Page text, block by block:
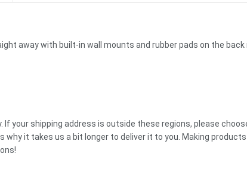
away with built-in wall mounts and rubber pads on the
If your shipping address is outside these regions, please
it takes us a bit longer to deliver it to you. Making